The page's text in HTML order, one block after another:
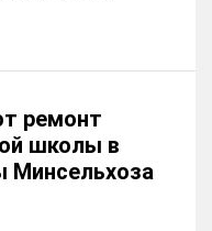
ремонт
школы в
Минсельхоза